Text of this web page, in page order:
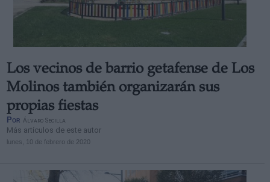
Los vecinos de barrio getafense de Los
Molinos también organizarán sus
propias fiestas
Por Álvaro Secilla
Más artículos de este autor
lunes, 10 de febrero de 2020
Derechos:
Información adicional
link